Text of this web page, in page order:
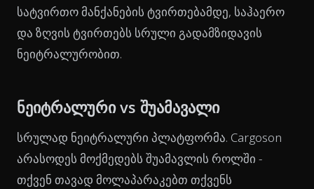
სატვირთო მანქანების ტვირთებამდე, საჰაერო
და ზღვის ტვირთებს სრული გადამზიდავის
ნეიტრალურობით.
ნეიტრალური vs შუამავალი
სრულად ნეიტრალური პლატფორმა. Cargoson
არასოდეს მოქმედებს შუამავლის როლში -
თქვენ თავად მოლაპარაკებთ თქვენს